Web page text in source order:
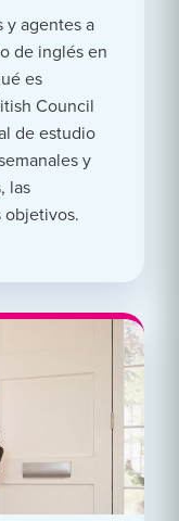
y agentes a
de inglés en
es
Council
de estudio
y
las
objetivos.